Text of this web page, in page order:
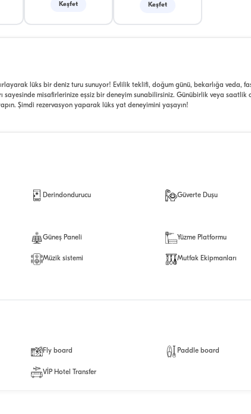
Keşfet Keşfet
lüks bir deniz turu sunuyor! Evlilik teklifi, doğum günü, bekarlığa veda,
sayesinde misafirlerinize eşsiz bir deneyim sunabilirsiniz. Günübirlik veya saatlik
Şimdi rezervasyon yaparak lüks yat deneyimini yaşayın!
Derindondurucu Güverte Duşu
Güneş Paneli Yüzme Platformu
Müzik sistemi Mutfak Ekipmanları
Fly board Paddle board
VİP Hotel Transfer